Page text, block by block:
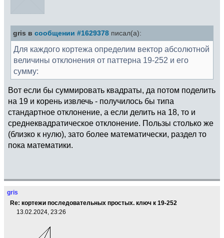
gris в сообщении #1629378 писал(а):
Для каждого кортежа определим вектор абсолютной
величины отклонения от паттерна 19-252 и его
сумму:
Вот если бы суммировать квадраты, да потом поделить
на 19 и корень извлечь - получилось бы типа
стандартное отклонение, а если делить на 18, то и
среднеквадратическое отклонение. Пользы столько же
(близко к нулю), зато более математически, раздел то
пока математики.
gris
Re: кортежи последовательных простых. ключ к 19-252
13.02.2024, 23:26